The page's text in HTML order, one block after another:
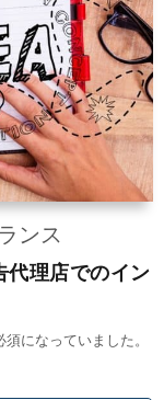
ンス
代理店でのイン
になっていました。